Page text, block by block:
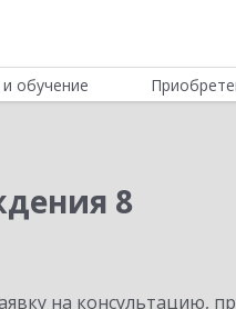
обучение
8
на консультацию,